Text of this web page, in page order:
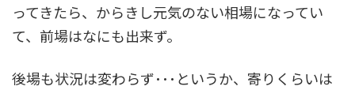
ってきたら、からきし元気のない相場になってい
て、前場はなにも出来ず。
後場も状況は変わらず･･･というか、寄りくらいは